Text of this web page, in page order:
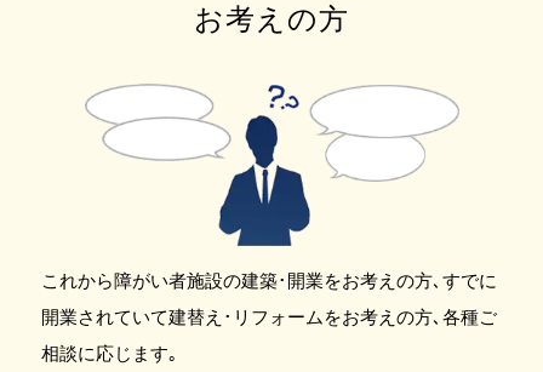
お考えの方
これから障がい者施設の建築･開業をお考えの方､すでに
開業されていて建替え･リフォームをお考えの方､各種ご
相談に応じます｡